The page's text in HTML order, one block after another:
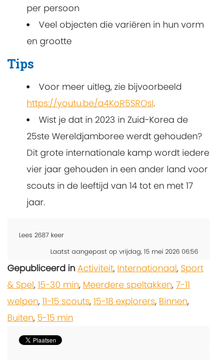
per persoon
Veel objecten die variëren in hun vorm
en grootte
Tips
Voor meer uitleg, zie bijvoorbeeld
https://youtu.be/a4KoR5SROsI.
Wist je dat in 2023 in Zuid-Korea de
25ste Wereldjamboree werdt gehouden?
Dit grote internationale kamp wordt iedere
vier jaar gehouden in een ander land voor
scouts in de leeftijd van 14 tot en met 17
jaar.
Lees 2687 keer
Laatst aangepast op vrijdag, 15 mei 2026 06:56
Gepubliceerd in Activiteit, Internationaal, Sport
& Spel, 15-30 min, Meerdere speltakken, 7-11
welpen, 11-15 scouts, 15-18 explorers, Binnen,
Buiten, 5-15 min